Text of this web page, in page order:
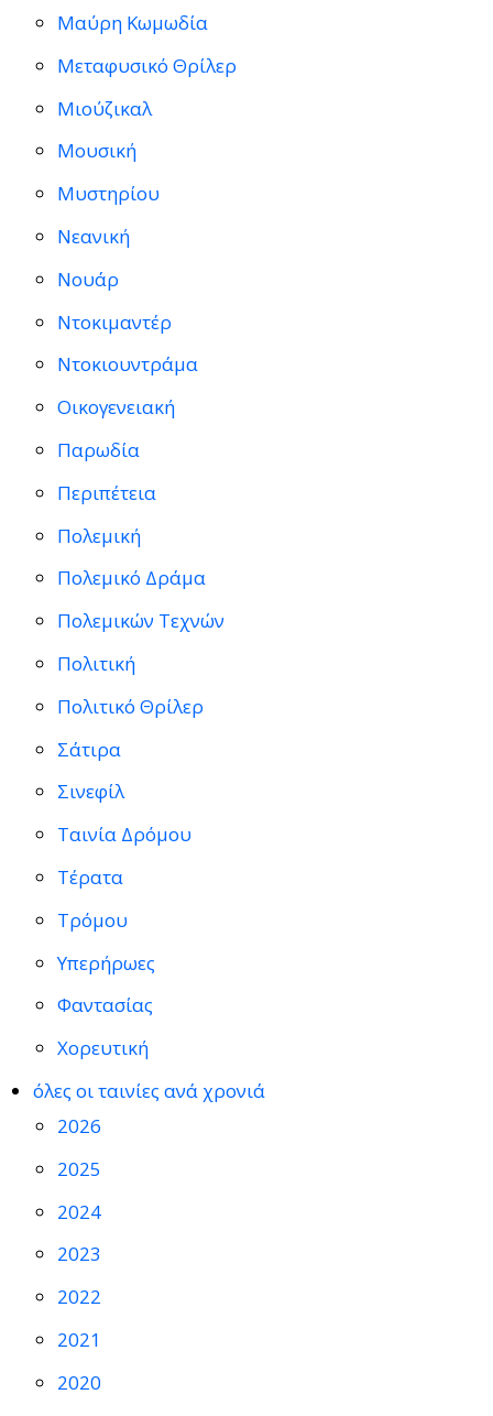
Μαύρη Κωμωδία
Μεταφυσικό Θρίλερ
Μιούζικαλ
Μουσική
Μυστηρίου
Νεανική
Νουάρ
Ντοκιμαντέρ
Ντοκιουντράμα
Οικογενειακή
Παρωδία
Περιπέτεια
Πολεμική
Πολεμικό Δράμα
Πολεμικών Τεχνών
Πολιτική
Πολιτικό Θρίλερ
Σάτιρα
Σινεφίλ
Ταινία Δρόμου
Τέρατα
Τρόμου
Υπερήρωες
Φαντασίας
Χορευτική
όλες οι ταινίες ανά χρονιά
2026
2025
2024
2023
2022
2021
2020